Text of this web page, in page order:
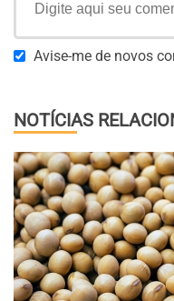
Avise-me de novos
NOTÍCIAS